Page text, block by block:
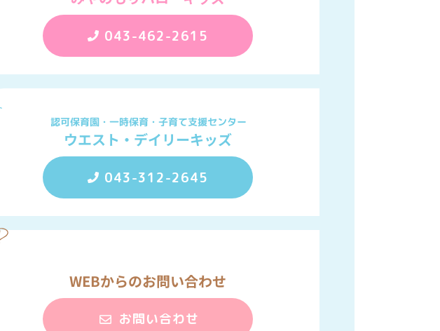
043-462-2615
認可保育園・一時保育・子育て支援センター
ウエスト・デイリーキッズ
043-312-2645
WEBからのお問い合わせ
お問い合わせ